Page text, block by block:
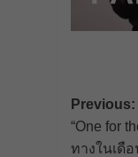
Post
Previous:
“One for
ทางในเดื